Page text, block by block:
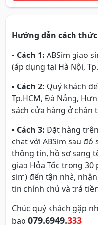
Hướng dẫn cách
▪ Cách 1: ABSim giao
(áp dụng tại Hà Nội,
▪ Cách 2: Quý khách
Tp.HCM, Đà Nẵng,
sách cửa hàng ở chân
▪ Cách 3: Đặt hàng
chat với ABSim sau đó
thông tin, hồ sơ sang
giao Hỏa Tốc trong
sim) đến tận nhà,
tin chính chủ và trả
Chúc quý khách gặp
bao 079.6949.333